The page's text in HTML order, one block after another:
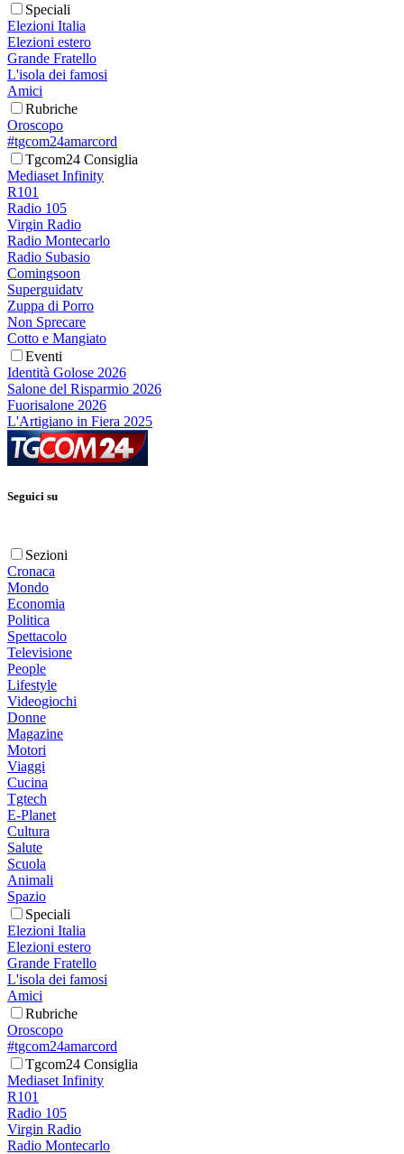
Speciali
Elezioni Italia
Elezioni estero
Grande Fratello
L'isola dei famosi
Amici
Rubriche
Oroscopo
#tgcom24amarcord
Tgcom24 Consiglia
Mediaset Infinity
R101
Radio 105
Virgin Radio
Radio Montecarlo
Radio Subasio
Comingsoon
Superguidatv
Zuppa di Porro
Non Sprecare
Cotto e Mangiato
Eventi
Identità Golose 2026
Salone del Risparmio 2026
Fuorisalone 2026
L'Artigiano in Fiera 2025
Seguici su
Sezioni
Cronaca
Mondo
Economia
Politica
Spettacolo
Televisione
People
Lifestyle
Videogiochi
Donne
Magazine
Motori
Viaggi
Cucina
Tgtech
E-Planet
Cultura
Salute
Scuola
Animali
Spazio
Speciali
Elezioni Italia
Elezioni estero
Grande Fratello
L'isola dei famosi
Amici
Rubriche
Oroscopo
#tgcom24amarcord
Tgcom24 Consiglia
Mediaset Infinity
R101
Radio 105
Virgin Radio
Radio Montecarlo